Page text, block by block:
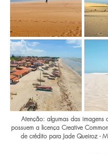
Atenção: algumas das imagens
possuem a licença Creative
de crédito para Jade Queiroz -